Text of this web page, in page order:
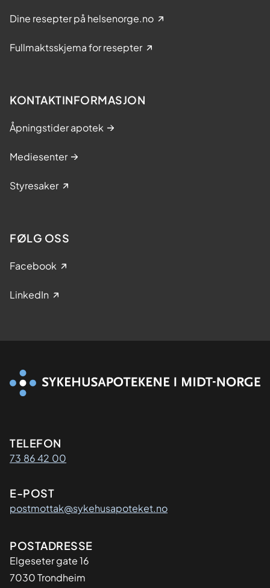
Dine resepter på helsenorge.no
Fullmaktsskjema for resepter
KONTAKTINFORMASJON
Åpningstider apotek
Mediesenter
Styresaker
FØLG OSS
Facebook
LinkedIn
Kontaktinformasjon
TELEFON
73 86 42 00
E-POST
postmottak@sykehusapoteket.no
Adresse
POSTADRESSE
Elgeseter gate 16
7030 Trondheim